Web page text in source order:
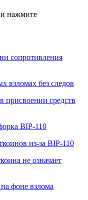
нажмите
сопротивления
взломах без следов
присвоении средств
BIP-110
из-за BIP-110
не означает
фоне взлома